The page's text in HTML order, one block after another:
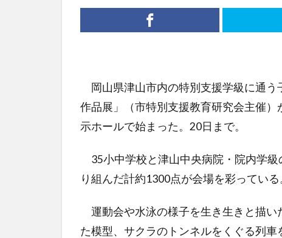
岡山県津山市内の特別支援学級に通う
作品展」（市特別支援教育研究会主催
示ホールで始まった。20日まで。
35小中学校と津山中央病院・院内学
り組んだ計約1300点が会場を彩っている
運動会や水泳の様子を生き生きと描い
た模型、サクラのトンネルをくぐる列